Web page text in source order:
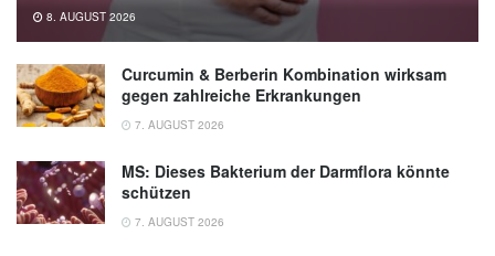
8. AUGUST 2026
Curcumin & Berberin Kombination wirksam
gegen zahlreiche Erkrankungen
7. AUGUST 2026
MS: Dieses Bakterium der Darmflora könnte
schützen
7. AUGUST 2026